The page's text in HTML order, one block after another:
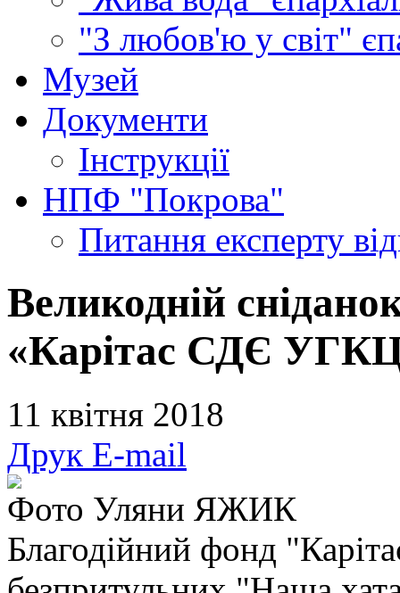
"З любов'ю у світ"
Музей
Документи
Інструкції
НПФ "Покрова"
Питання експерту
Великодній
«Карітас СДЄ
11 квітня 2018
Друк E-mail
Фото Уляни ЯЖИК
Благодійний фонд